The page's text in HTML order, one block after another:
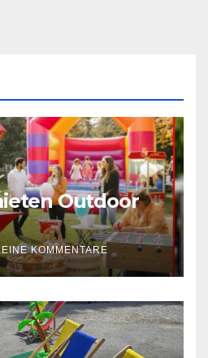
Outdoor
KOMMENTARE